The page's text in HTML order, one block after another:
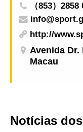
Lam Mau（853）2858
http://
Avenida Dr.
Macau
Notícias